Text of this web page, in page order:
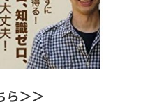
ら＞＞